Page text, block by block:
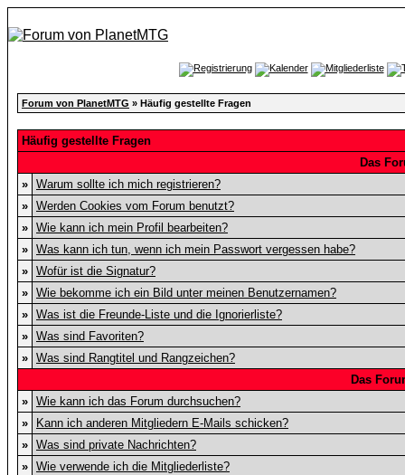
Forum von PlanetMTG » Häufig gestellte Fragen
Häufig gestellte Fragen
Das
» Warum sollte ich mich registrieren?
» Werden Cookies vom Forum benutzt?
» Wie kann ich mein Profil bearbeiten?
» Was kann ich tun, wenn ich mein Passwort vergessen habe?
» Wofür ist die Signatur?
» Wie bekomme ich ein Bild unter meinen Benutzernamen?
» Was ist die Freunde-Liste und die Ignorierliste?
» Was sind Favoriten?
» Was sind Rangtitel und Rangzeichen?
Das
» Wie kann ich das Forum durchsuchen?
»
Kann ich anderen Mitgliedern E-Mails schicken?
» Was sind private Nachrichten?
» Wie verwende ich die Mitgliederliste?